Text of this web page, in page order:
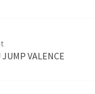
VALENCE